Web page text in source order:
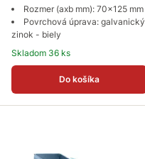
Rozmer (axb mm): 70x125 mm
Povrchová úprava: galvanický
zinok - biely
Skladom 36 ks
Do košíka